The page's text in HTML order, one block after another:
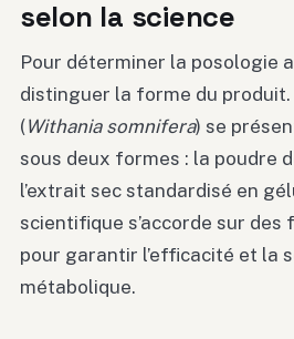
selon la science
Pour déterminer la posologie
distinguer la forme du produit.
(Withania somnifera) se
sous deux formes : la poudre
l’extrait sec standardisé en
scientifique s’accorde sur
pour garantir l’efficacité et la
métabolique.